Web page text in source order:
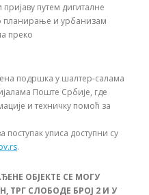
путем дигиталне
планирање и урбанизам
преко
подршка у шалтер-салама
Поште Србије, где
и техничку помоћ за
уписа доступни су
.
ОБЈЕКТЕ СЕ МОГУ
ТРГ СЛОБОДЕ БРОЈ 2 И У